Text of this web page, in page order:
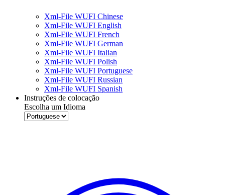
Xml-File WUFI Chinese
Xml-File WUFI English
Xml-File WUFI French
Xml-File WUFI German
Xml-File WUFI Italian
Xml-File WUFI Polish
Xml-File WUFI Portuguese
Xml-File WUFI Russian
Xml-File WUFI Spanish
Instruções de colocação
Escolha um Idioma